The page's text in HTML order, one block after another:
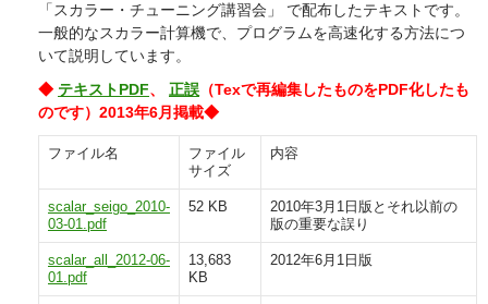
「スカラー・チューニング講習会」 で配布したテキストです。
一般的なスカラー計算機で、プログラムを高速化する方法につ
いて説明しています。
◆ テキストPDF、 正誤 （Texで再編集したものをPDF化したも
のです）2013年6月掲載◆
ファイル名
ファイル
サイズ
内容
scalar_seigo_2010-
03-01.pdf
52 KB
2010年3月1日版とそれ以前の
版の重要な誤り
scalar_all_2012-06-
01.pdf
13,683
KB
2012年6月1日版